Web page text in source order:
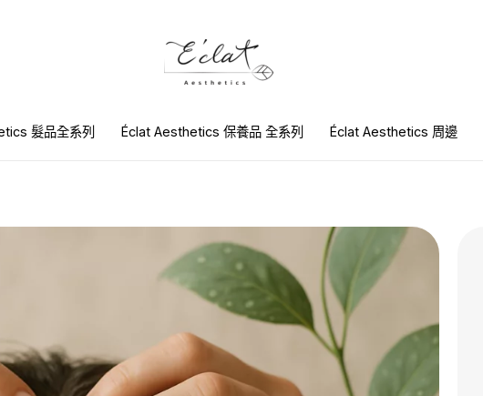
髮品全系列 Éclat Aesthetics 保養品 全系列 Éclat Aesthetics 周邊